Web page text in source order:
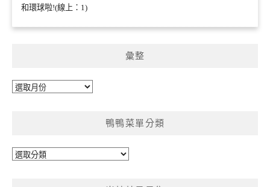
和環球啦!(線上：1)
彙整
彙
鴨鴨菜單分類
鴨